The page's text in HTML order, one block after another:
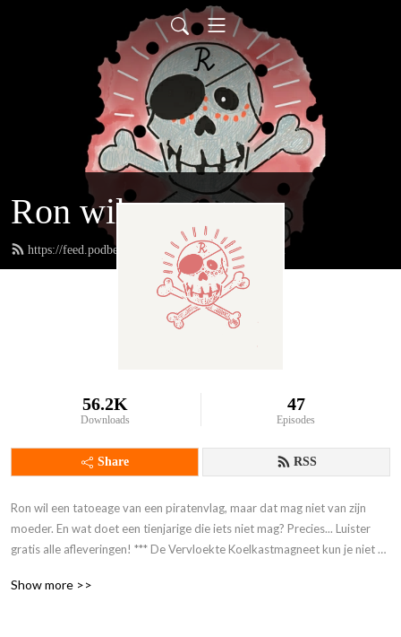
Ron wil een tattoo
https://feed.podbean.com/ronwileentattoo/feed.xml
56.2K
Downloads
47
Episodes
Share RSS
Ron wil een tatoeage van een piratenvlag, maar dat mag niet van zijn
moeder. En wat doet een tienjarige die iets niet mag? Precies... Luister
gratis alle afleveringen! *** De Vervloekte Koelkastmagneet kun je niet
Show more >>